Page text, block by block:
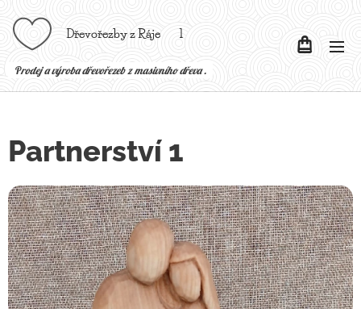
Dřevořezby z Ráje l
Prodej a výroba dřevořezeb z masivního dřeva .
Partnerství 1